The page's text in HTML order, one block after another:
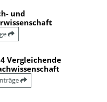
und
Vergleichende